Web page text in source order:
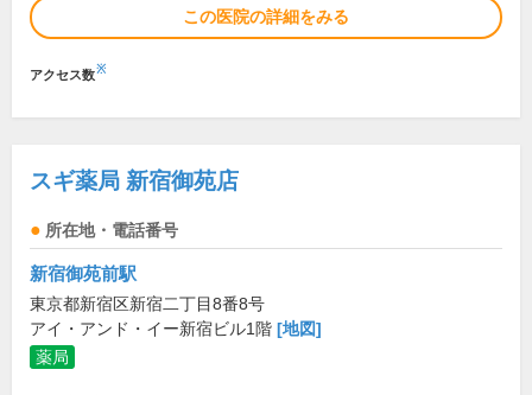
この医院の詳細をみる
アクセス数※
スギ薬局 新宿御苑店
所在地・電話番号
新宿御苑前駅
東京都新宿区新宿二丁目8番8号
アイ・アンド・イー新宿ビル1階 [地図]
薬局